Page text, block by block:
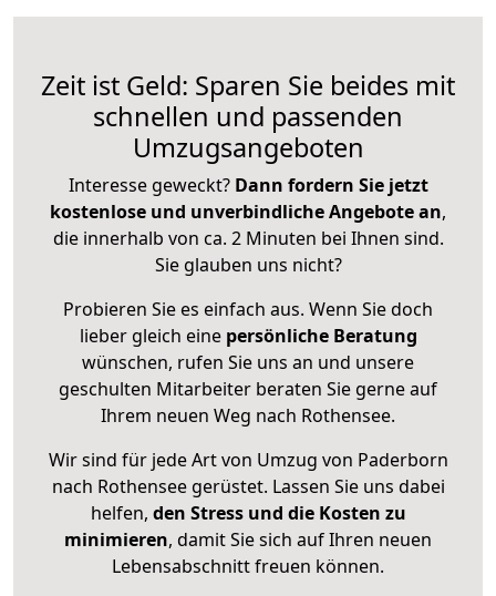
Zeit ist Geld: Sparen Sie beides mit
schnellen und passenden
Umzugsangeboten
Interesse geweckt? Dann fordern Sie jetzt
kostenlose und unverbindliche Angebote an,
die innerhalb von ca. 2 Minuten bei Ihnen sind.
Sie glauben uns nicht?
Probieren Sie es einfach aus. Wenn Sie doch
lieber gleich eine persönliche Beratung
wünschen, rufen Sie uns an und unsere
geschulten Mitarbeiter beraten Sie gerne auf
Ihrem neuen Weg nach Rothensee.
Wir sind für jede Art von Umzug von Paderborn
nach Rothensee gerüstet. Lassen Sie uns dabei
helfen, den Stress und die Kosten zu
minimieren, damit Sie sich auf Ihren neuen
Lebensabschnitt freuen können.